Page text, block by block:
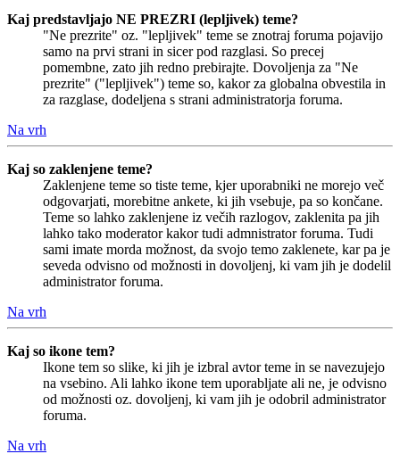
Kaj predstavljajo NE PREZRI (lepljivek) teme?
"Ne prezrite" oz. "lepljivek" teme se znotraj foruma pojavijo
samo na prvi strani in sicer pod razglasi. So precej
pomembne, zato jih redno prebirajte. Dovoljenja za "Ne
prezrite" ("lepljivek") teme so, kakor za globalna obvestila in
za razglase, dodeljena s strani administratorja foruma.
Na vrh
Kaj so zaklenjene teme?
Zaklenjene teme so tiste teme, kjer uporabniki ne morejo več
odgovarjati, morebitne ankete, ki jih vsebuje, pa so končane.
Teme so lahko zaklenjene iz večih razlogov, zaklenita pa jih
lahko tako moderator kakor tudi admnistrator foruma. Tudi
sami imate morda možnost, da svojo temo zaklenete, kar pa je
seveda odvisno od možnosti in dovoljenj, ki vam jih je dodelil
administrator foruma.
Na vrh
Kaj so ikone tem?
Ikone tem so slike, ki jih je izbral avtor teme in se navezujejo
na vsebino. Ali lahko ikone tem uporabljate ali ne, je odvisno
od možnosti oz. dovoljenj, ki vam jih je odobril administrator
foruma.
Na vrh